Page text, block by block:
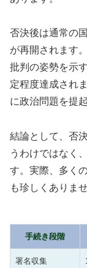
否決後は通常の
が再開されます
批判の姿勢を示
定程度達成され
に政治問題を提
結論として、否
うわけではなく
す。実際、多く
も珍しくありませ
手続き段階
署名収集